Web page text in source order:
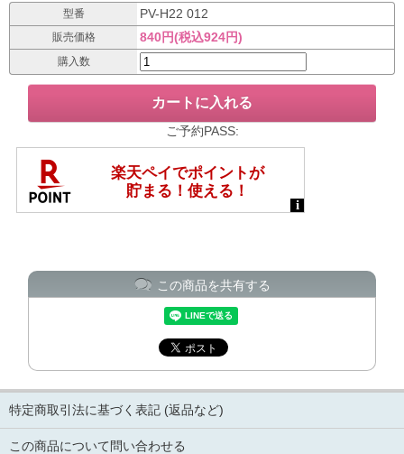
型番 PV-H22 012
販売価格 840円(税込924円)
購入数
ご予約PASS:
この商品を共有する
特定商取引法に基づく表記 (返品など)
この商品について問い合わせる